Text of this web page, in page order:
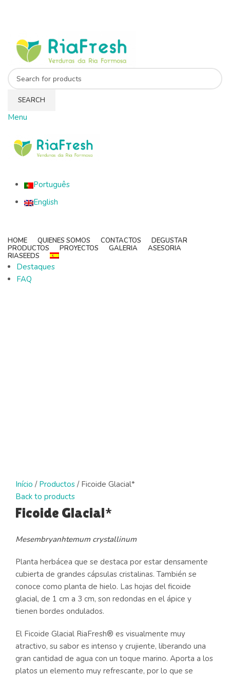
SEARCH
Menu
Português
English
HOME QUIENES SOMOS CONTACTOS
DEGUSTAR
PRODUCTOS
PROYECTOS GALERIA
ASESORIA
RIASEEDS
Destaques
FAQ
Início / Productos / Ficoide Glacial*
Back to products
Ficoide Glacial*
Mesembryanhtemum crystallinum
Planta herbácea que se destaca por estar densamente
cubierta de grandes cápsulas cristalinas. También se
conoce como planta de hielo. Las hojas del ficoide
glacial, de 1 cm a 3 cm, son redondas en el ápice y
tienen bordes ondulados.
El Ficoide Glacial RiaFresh® es visualmente muy
atractivo, su sabor es intenso y crujiente, liberando una
gran cantidad de agua con un toque marino. Aporta a los
platos un elemento muy refrescante, por lo que se